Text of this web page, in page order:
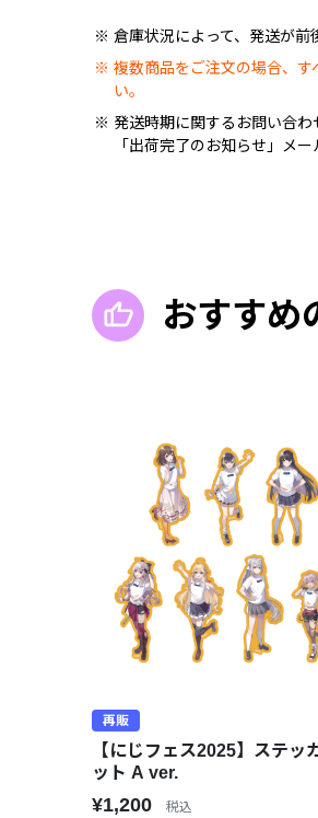
倉庫状況によって、発送が前
複数商品をご注文の場合、
い。
発送時期に関するお問い合わ
「出荷完了のお知らせ」メ
おすすめ
再販
【にじフェス2025】ステッ
ット A ver.
¥1,200 税込